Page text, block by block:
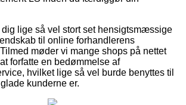
lige så vel stort set hensigtsmæssige
til online forhandlerens
møder vi mange shops på nettet
forfatte en bedømmelse af
hvilket lige så vel burde benyttes til
kunderne er.